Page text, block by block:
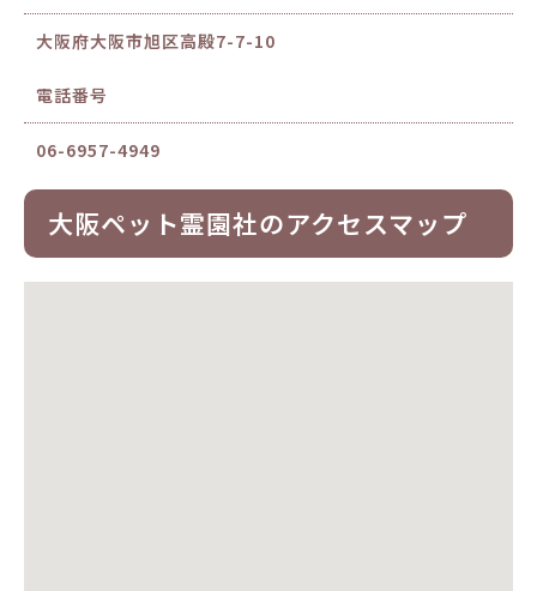
大阪府大阪市旭区高殿7-7-10
電話番号
06-6957-4949
大阪ペット霊園社のアクセスマップ